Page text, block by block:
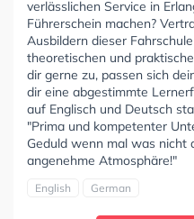
verlässlichen Service in
Führerschein machen?
Ausbildern dieser
theoretischen und
dir gerne zu, passen sich
dir eine abgestimmte
auf Englisch und Deutsch
"Prima und kompetenter
Geduld wenn mal was nicht
angenehme Atmosphäre!"
English German